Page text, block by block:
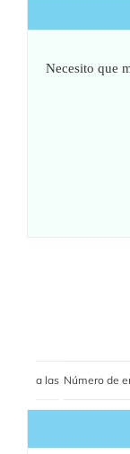
Necesito que
a las Número de